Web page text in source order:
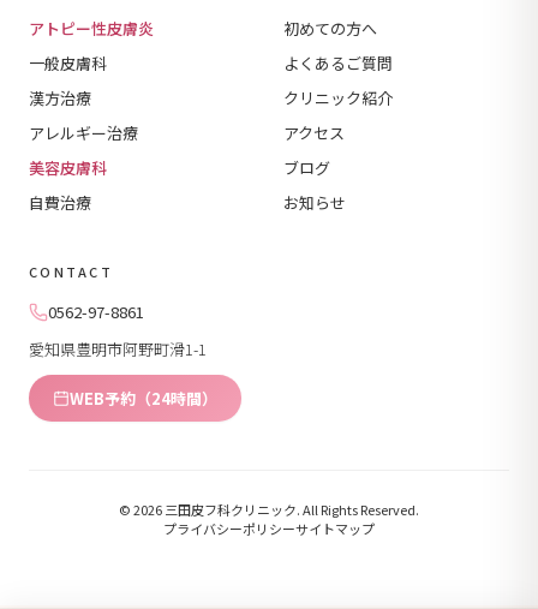
アトピー性皮膚炎
一般皮膚科
漢方治療
アレルギー治療
美容皮膚科
自費治療
初めての方へ
よくあるご質問
クリニック紹介
アクセス
ブログ
お知らせ
CONTACT
0562-97-8861
愛知県豊明市阿野町滑1-1
WEB予約（24時間）
© 2026 三田皮フ科クリニック. All Rights Reserved.
プライバシーポリシーサイトマップ